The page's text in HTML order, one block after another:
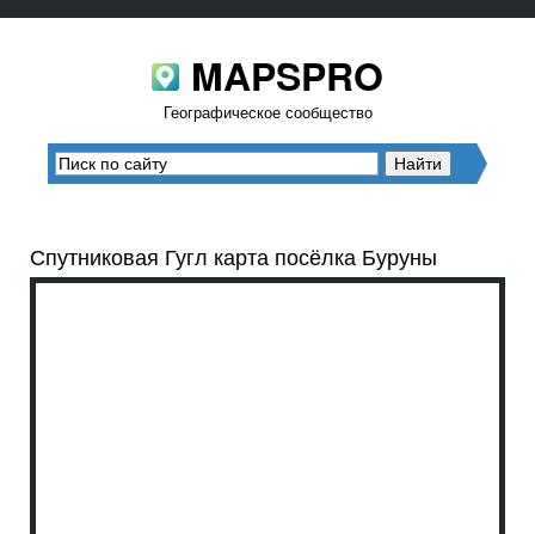
MAPSPRO
Географическое сообщество
Спутниковая Гугл карта посёлка Буруны